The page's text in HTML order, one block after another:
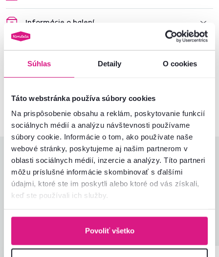
Súhlas Detaily O cookies
Táto webstránka používa súbory cookies
Na prispôsobenie obsahu a reklám, poskytovanie funkcií
sociálnych médií a analýzu návštevnosti používame
súbory cookie. Informácie o tom, ako používate naše
webové stránky, poskytujeme aj našim partnerom v
oblasti sociálnych médií, inzercie a analýzy. Títo partneri
môžu príslušné informácie skombinovať s ďalšími
údajmi, ktoré ste im poskytli alebo ktoré od vás získali,
keď ste používali ich služby.
Povoliť všetko
Informácie o balení
Nenašli ste požadované informácie?
Kontaktujte nás a my vám radi poradíme
02/ 40 100 100 Spustiť chat
Hodnotenia produktu
4,5
Jednoduchosť montáže
5,0
Kvalita výrobku
Zabalenie výrobku
5,0
Pomer hodnoty a ceny